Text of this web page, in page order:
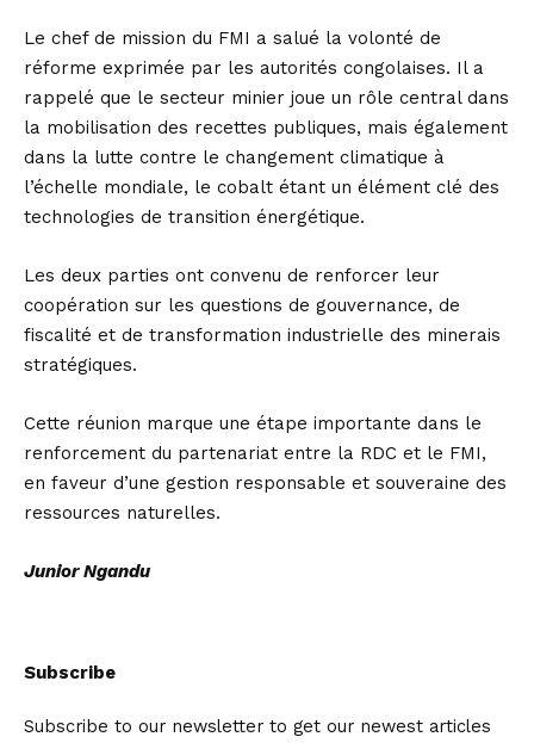
Le chef de mission du FMI a salué la volonté de
réforme exprimée par les autorités congolaises. Il a
rappelé que le secteur minier joue un rôle central dans
la mobilisation des recettes publiques, mais également
dans la lutte contre le changement climatique à
l’échelle mondiale, le cobalt étant un élément clé des
technologies de transition énergétique.
Les deux parties ont convenu de renforcer leur
coopération sur les questions de gouvernance, de
fiscalité et de transformation industrielle des minerais
stratégiques.
Cette réunion marque une étape importante dans le
renforcement du partenariat entre la RDC et le FMI,
en faveur d’une gestion responsable et souveraine des
ressources naturelles.
Junior Ngandu
Subscribe
Subscribe to our newsletter to get our newest articles